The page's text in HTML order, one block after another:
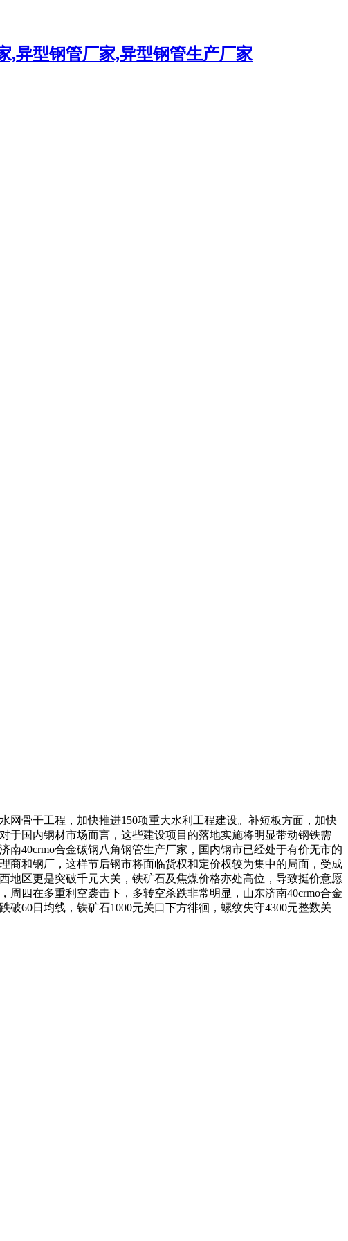
网骨干工程，加快推进150项重大水利工程建设。补短板方面，加快
于国内钢材市场而言，这些建设项目的落地实施将明显带动钢铁需
40crmo合金碳钢八角钢管生产厂家，国内钢市已经处于有价无市的
商和钢厂，这样节后钢市将面临货权和定价权较为集中的局面，受成
区更是突破千元大关，铁矿石及焦煤价格亦处高位，导致挺价意愿
四在多重利空袭击下，多转空杀跌非常明显，山东济南40crmo合金
60日均线，铁矿石1000元关口下方徘徊，螺纹失守4300元整数关